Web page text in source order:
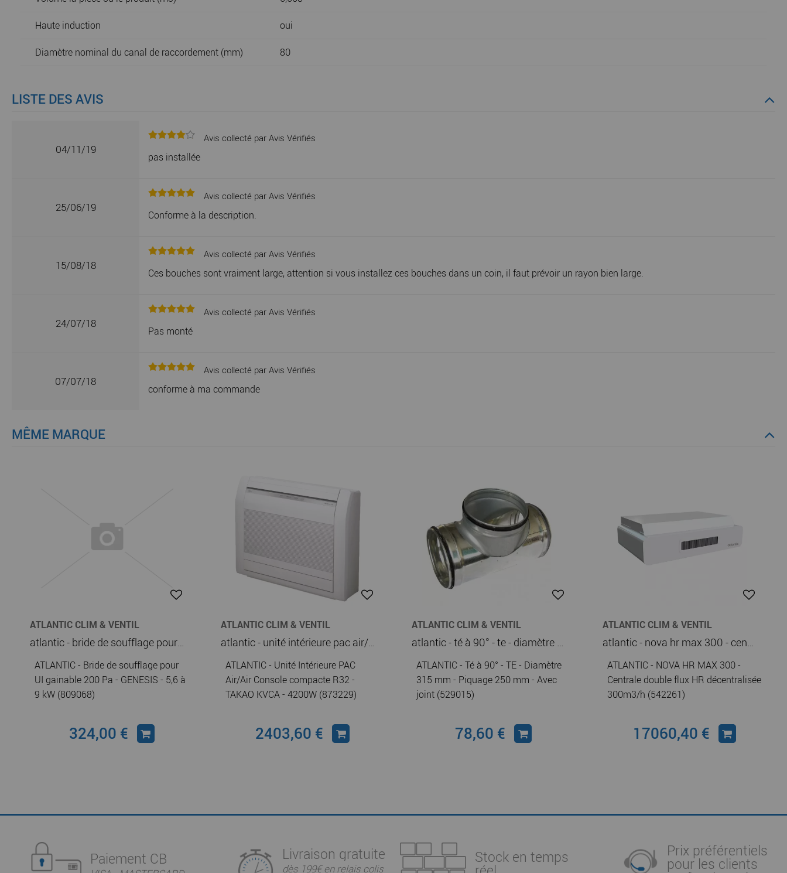
Haute induction oui
Diamètre nominal du canal de raccordement (mm) 80
LISTE DES AVIS
04/11/19
Avis collecté par Avis Vérifiés
pas installée
25/06/19
Avis collecté par Avis Vérifiés
Conforme à la description.
15/08/18
Avis collecté par Avis Vérifiés
Ces bouches sont vraiment large, attention si vous installez ces bouches dans un coin, il faut prévoir un rayon bien large.
24/07/18
Avis collecté par Avis Vérifiés
Pas monté
07/07/18
Avis collecté par Avis Vérifiés
conforme à ma commande
MÊME MARQUE
ATLANTIC CLIM & VENTIL
atlantic - bride de soufflage pour ui gainable 200 pa - genesis - 5,6 à 9 kw (809068)
ATLANTIC - Bride de soufflage pour
UI gainable 200 Pa - GENESIS - 5,6 à
9 kW (809068)
324,00 €
ATLANTIC CLIM & VENTIL
atlantic - unité intérieure pac air/air console compacte r32 - takao kvca - 4200w (873229)
ATLANTIC - Unité Intérieure PAC
Air/Air Console compacte R32 -
TAKAO KVCA - 4200W (873229)
2403,60 €
ATLANTIC CLIM & VENTIL
atlantic - té à 90° - te - diamètre 315 mm - piquage 250 mm - avec joint (529015)
ATLANTIC - Té à 90° - TE - Diamètre
315 mm - Piquage 250 mm - Avec
joint (529015)
78,60 €
ATLANTIC CLIM & VENTIL
atlantic - nova hr max 300 - centrale double flux hr décentralisée 300m3/h (542261)
ATLANTIC - NOVA HR MAX 300 -
Centrale double flux HR décentralisée
300m3/h (542261)
17060,40 €
Paiement CB Livraison gratuite
dès 199€ en relais colis
Stock en temps Prix préférentiels
pour les clients